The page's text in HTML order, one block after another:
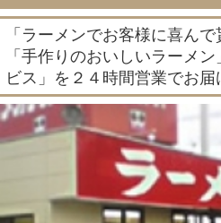
「ラーメンでお客様に喜んで
「手作りのおいしいラーメ
ビス」を２４時間営業でお届